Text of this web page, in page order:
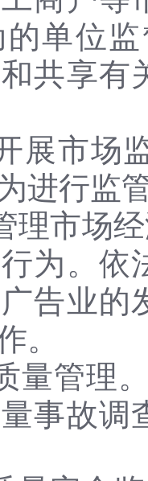
单位
共享有
展市场
进行监
理市场
为。依
告业的
。
量管理
事故调